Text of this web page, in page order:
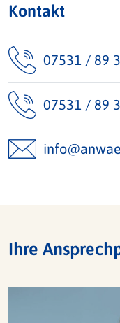
Kontakt
07531 / 89
07531 / 89
Ihre